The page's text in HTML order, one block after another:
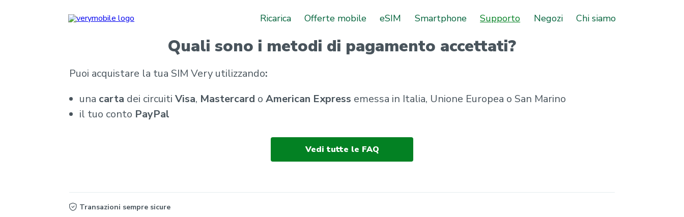
Ricarica Offerte mobile eSIM Smartphone Supporto Negozi Chi siamo
Quali sono i metodi di pagamento accettati?
Puoi acquistare la tua SIM Very utilizzando:
una carta dei circuiti Visa, Mastercard o American Express emessa in Italia, Unione Europea o San Marino
il tuo conto PayPal
Vedi tutte le FAQ
Transazioni sempre sicure